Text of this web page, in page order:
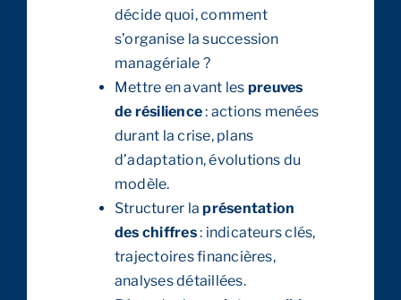
décide quoi, comment
s’organise la succession
managériale ?
Mettre en avant les preuves
de résilience: actions menées
durant la crise, plans
d’adaptation, évolutions du
modèle.
Structurer laprésentation
des chiffres: indicateurs clés,
trajectoires financières,
analyses détaillées.